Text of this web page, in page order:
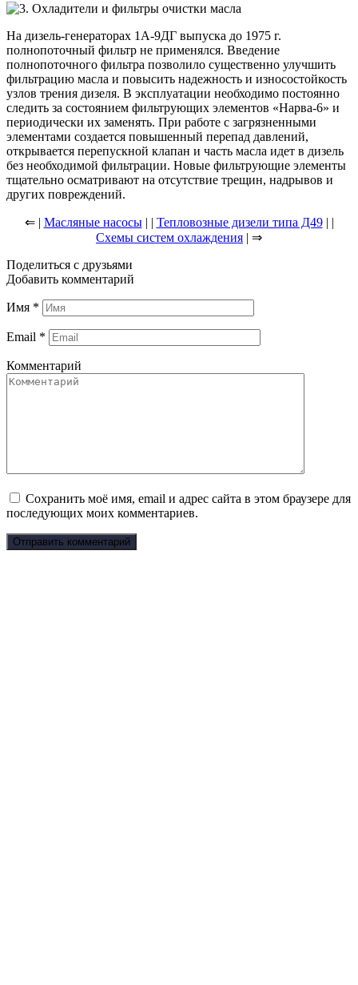
На дизель-генераторах 1А-9ДГ выпуска до 1975 г.
полнопоточный фильтр не применялся. Введение
полнопоточного фильтра позволило существенно улучшить
фильтрацию масла и повысить надежность и износостойкость
узлов трения дизеля. В эксплуатации необходимо постоянно
следить за состоянием фильтрующих элементов «Нарва-6» и
периодически их заменять. При работе с загрязненными
элементами создается повышенный перепад давлений,
открывается перепускной клапан и часть масла идет в дизель
без необходимой фильтрации. Новые фильтрующие элементы
тщательно осматривают на отсутствие трещин, надрывов и
других повреждений.
⇐ | Масляные насосы| | Тепловозные дизели типа Д49| |
Схемы систем охлаждения | ⇒
Поделиться с друзьями
Добавить комментарий
Имя *
Email *
Комментарий
Сохранить моё имя, email и адрес сайта в этом браузере для
последующих моих комментариев.